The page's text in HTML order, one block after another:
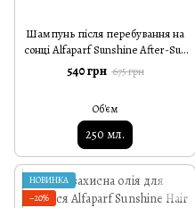
Шампунь після перебування на
сонці Alfaparf Sunshine After-Sun
Low Shampoo 250 мл
540 грн 675 грн
Об'єм
250 мл.
НОВИНКА
−20%